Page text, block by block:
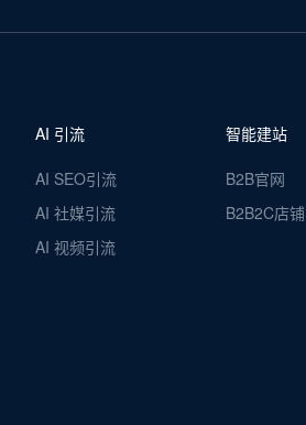
AI 引流
AI SEO引流
AI 社媒引流
AI 视频引流
智能建站
B2B官网
B2B2C店铺